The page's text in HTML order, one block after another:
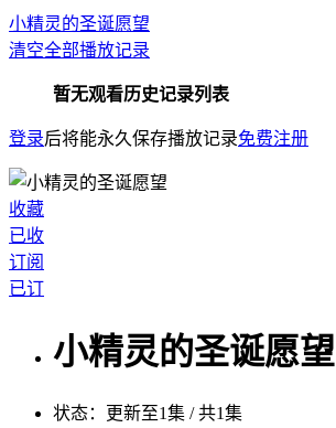
小精灵的圣诞愿望
清空全部播放记录
暂无观看历史记录列表
登录后将能永久保存播放记录免费注册
收藏
已收
订阅
已订
小精灵的圣诞愿望
状态：
更新至1集 / 共1集